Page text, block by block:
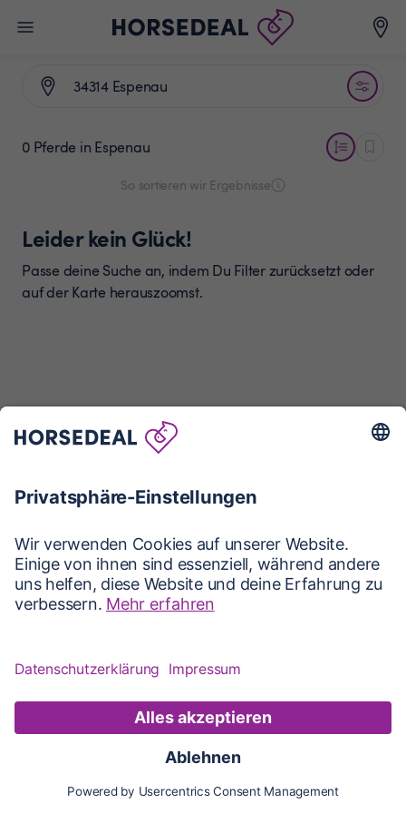
Karte Updates Konto
Karte
0 Pferde in Espenau
So sortieren wir Ergebnisse
Leider kein Glück!
Passe deine Suche an, indem Du Filter zurücksetzt oder
auf der Karte herauszoomst.